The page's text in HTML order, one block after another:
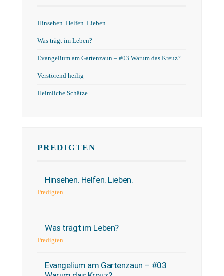
Hinsehen. Helfen. Lieben.
Was trägt im Leben?
Evangelium am Gartenzaun – #03 Warum das Kreuz?
Verstörend heilig
Heimliche Schätze
PREDIGTEN
Hinsehen. Helfen. Lieben.
Predigten
Was trägt im Leben?
Predigten
Evangelium am Gartenzaun – #03